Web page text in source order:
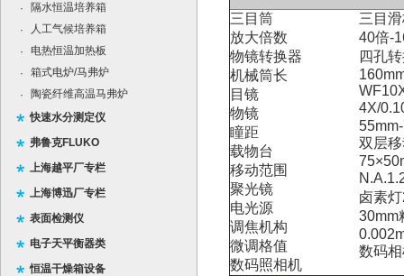
·
隔水恒温培养箱
·
人工气候培养箱
·
电热恒温加热板
·
箱式电炉/马弗炉
·
陶瓷纤维高温马弗炉
快速水分测定仪
弗鲁克FLUKO
上海越平厂专栏
上海博迅厂专栏
表面检测仪
电子天平衡器类
恒温干燥箱设备
三目筒
放大倍数
物镜转换器
机械筒长
目镜
物镜
瞳距
载物台
移动范围
聚光镜
电光源
调焦机构
微调格值
数码照相机
三目
40倍-
四孔
4X/
双层
卤素
30mm
数码